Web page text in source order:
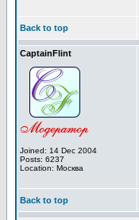
Back to top
CaptainFlint
Joined: 14 Dec 2004
Posts: 6237
Location: Москва
Back to top